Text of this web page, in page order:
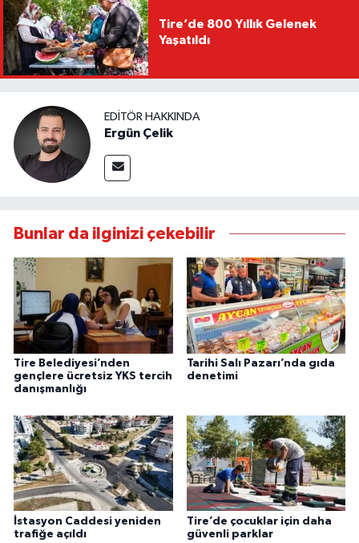
Tire’de 800 Yıllık Gelenek
Yaşatıldı
EDITÖR HAKKINDA
Ergün Çelik
Bunlar da ilginizi çekebilir
Tire Belediyesi’nden
gençlere ücretsiz YKS tercih
danışmanlığı
Tarihi Salı Pazarı’nda gıda
denetimi
İstasyon Caddesi yeniden
trafiğe açıldı
Tire’de çocuklar için daha
güvenli parklar